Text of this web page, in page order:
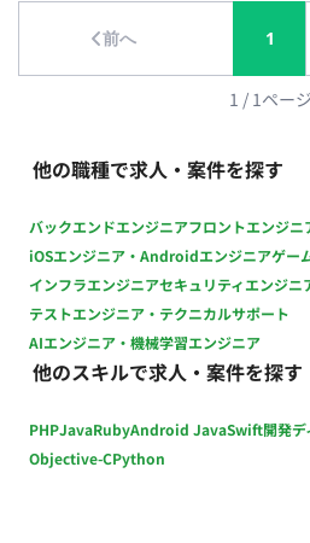
イトルのプレイアブル広告開発】 【
Creatorへの移植、HTMLゲームとし
ム開発（Cocos Creator使用）】 【
時間以上のため、社会保険加入必須
日：平日 稼働時間：10:00〜19:00（
時給：2,600円前後（スキルや経験に
約期間：長期（想定） 募集人数：1
支払い
前へ 1
1 / 1ページ
他の職種で求人・案件を探す
バックエンドエンジニアフロントエンジニ
iOSエンジニア・Androidエンジニアゲー
インフラエンジニアセキュリティエンジニ
テストエンジニア・テクニカルサポート
AIエンジニア・機械学習エンジニア
他のスキルで求人・案件を探す
PHPJavaRubyAndroid JavaSwift開発
Objective-CPython